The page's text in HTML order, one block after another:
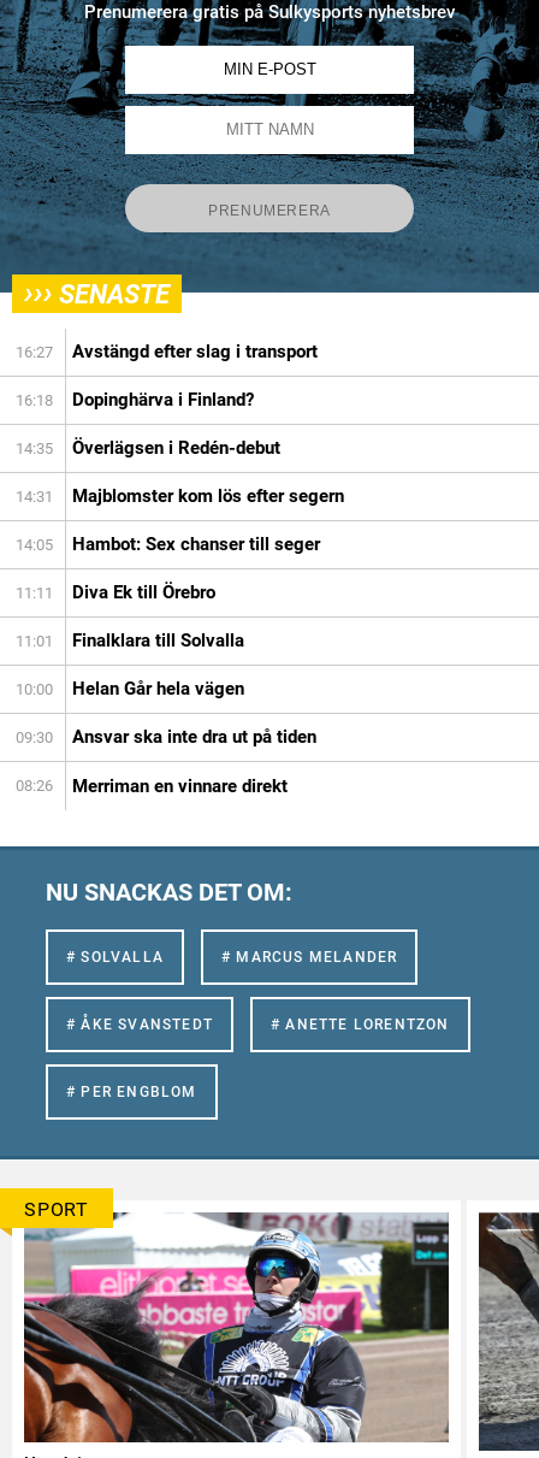
Prenumerera gratis på Sulkysports nyhetsbrev
››› SENASTE
16:27 Avstängd efter slag i transport
16:18 Dopinghärva i Finland?
14:35 Överlägsen i Redén-debut
14:31 Majblomster kom lös efter segern
14:05 Hambot: Sex chanser till seger
11:11 Diva Ek till Örebro
11:01 Finalklara till Solvalla
10:00 Helan Går hela vägen
09:30 Ansvar ska inte dra ut på tiden
08:26 Merriman en vinnare direkt
NU SNACKAS DET OM:
# SOLVALLA # MARCUS MELANDER
# ÅKE SVANSTEDT # ANETTE LORENTZON
# PER ENGBLOM
SPORT